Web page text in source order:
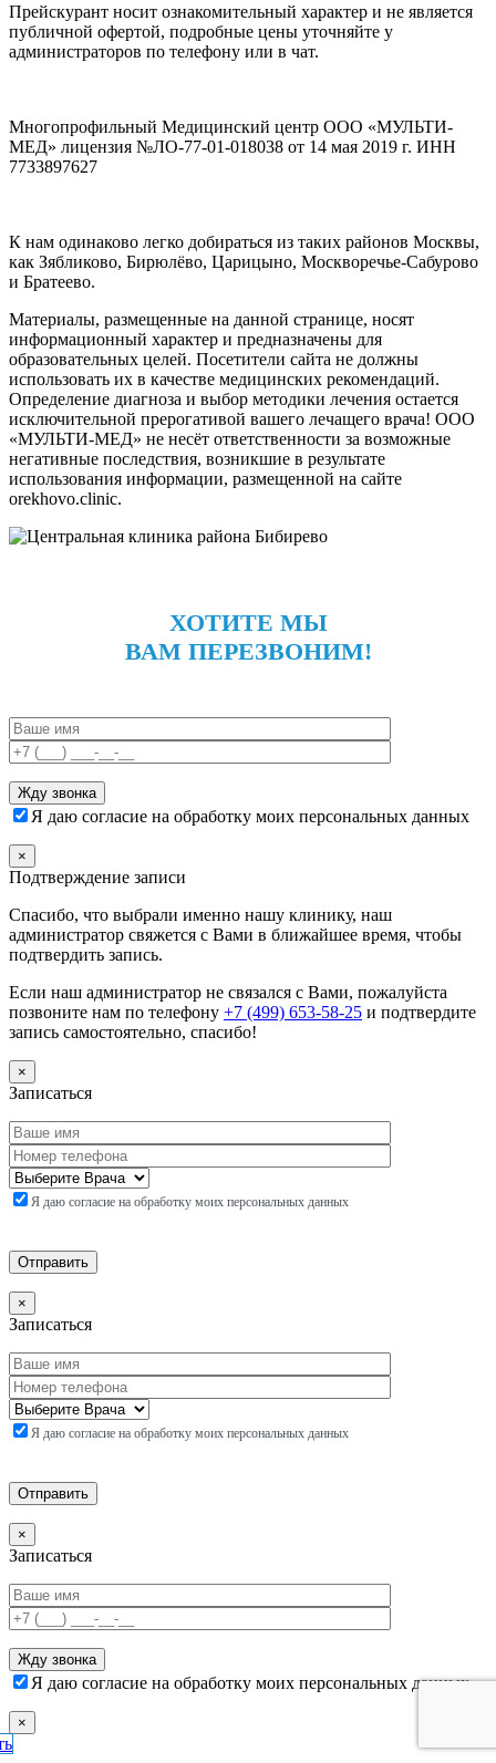
Прейскурант носит ознакомительный характер и не является
публичной офертой, подробные цены уточняйте у
администраторов по телефону или в чат.
Многопрофильный Медицинский центр ООО «МУЛЬТИ-
МЕД» лицензия №ЛО-77-01-018038 от 14 мая 2019 г. ИНН
7733897627
К нам одинаково легко добираться из таких районов Москвы,
как Зябликово, Бирюлёво, Царицыно, Москворечье-Сабурово
и Братеево.
Материалы, размещенные на данной странице, носят
информационный характер и предназначены для
образовательных целей. Посетители сайта не должны
использовать их в качестве медицинских рекомендаций.
Определение диагноза и выбор методики лечения остается
исключительной прерогативой вашего лечащего врача! ООО
«МУЛЬТИ-МЕД» не несёт ответственности за возможные
негативные последствия, возникшие в результате
использования информации, размещенной на сайте
orekhovo.clinic.
ХОТИТЕ МЫ
ВАМ ПЕРЕЗВОНИМ!
Я даю согласие на обработку моих персональных данных
×
Подтверждение записи
Спасибо, что выбрали именно нашу клинику, наш
администратор свяжется с Вами в ближайшее время, чтобы
подтвердить запись.
Если наш администратор не связался с Вами, пожалуйста
позвоните нам по телефону +7 (499) 653-58-25 и подтвердите
запись самостоятельно, спасибо!
×
Записаться
Я даю согласие на обработку моих персональных данных
×
Записаться
Я даю согласие на обработку моих персональных данных
×
Записаться
Я даю согласие на обработку моих персональных данных
×